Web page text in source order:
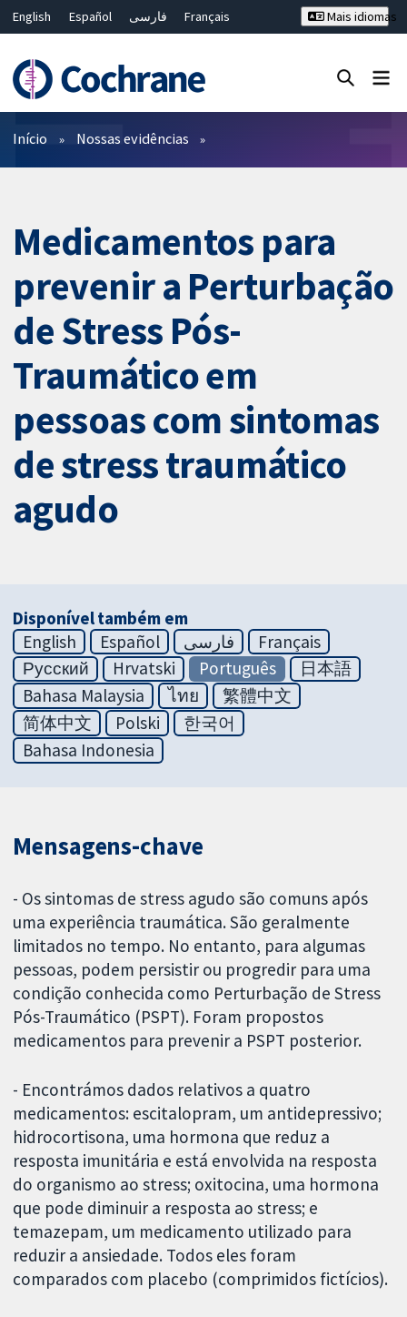
English Español فارسی
Français
Bahasa Malaysia
ไทย 繁體中文
Mais idiomas
Filtros
Início Nossas evidências
Medicamentos para
prevenir a Perturbação
de Stress Pós-
Traumático em
pessoas com sintomas
de stress traumático
agudo
Disponível também em
English
Español فارسی
Français
Русский
Hrvatski Português
日本語
Bahasa Malaysia
ไทย
繁體中文
简体中文
Polski
한국어
Bahasa Indonesia
Mensagens-chave
- Os sintomas de stress agudo são comuns após
uma experiência traumática. São geralmente
limitados no tempo. No entanto, para algumas
pessoas, podem persistir ou progredir para uma
condição conhecida como Perturbação de Stress
Pós-Traumático (PSPT). Foram propostos
medicamentos para prevenir a PSPT posterior.
- Encontrámos dados relativos a quatro
medicamentos: escitalopram, um antidepressivo;
hidrocortisona, uma hormona que reduz a
resposta imunitária e está envolvida na resposta
do organismo ao stress; oxitocina, uma hormona
que pode diminuir a resposta ao stress; e
temazepam, um medicamento utilizado para
reduzir a ansiedade. Todos eles foram
comparados com placebo (comprimidos fictícios).